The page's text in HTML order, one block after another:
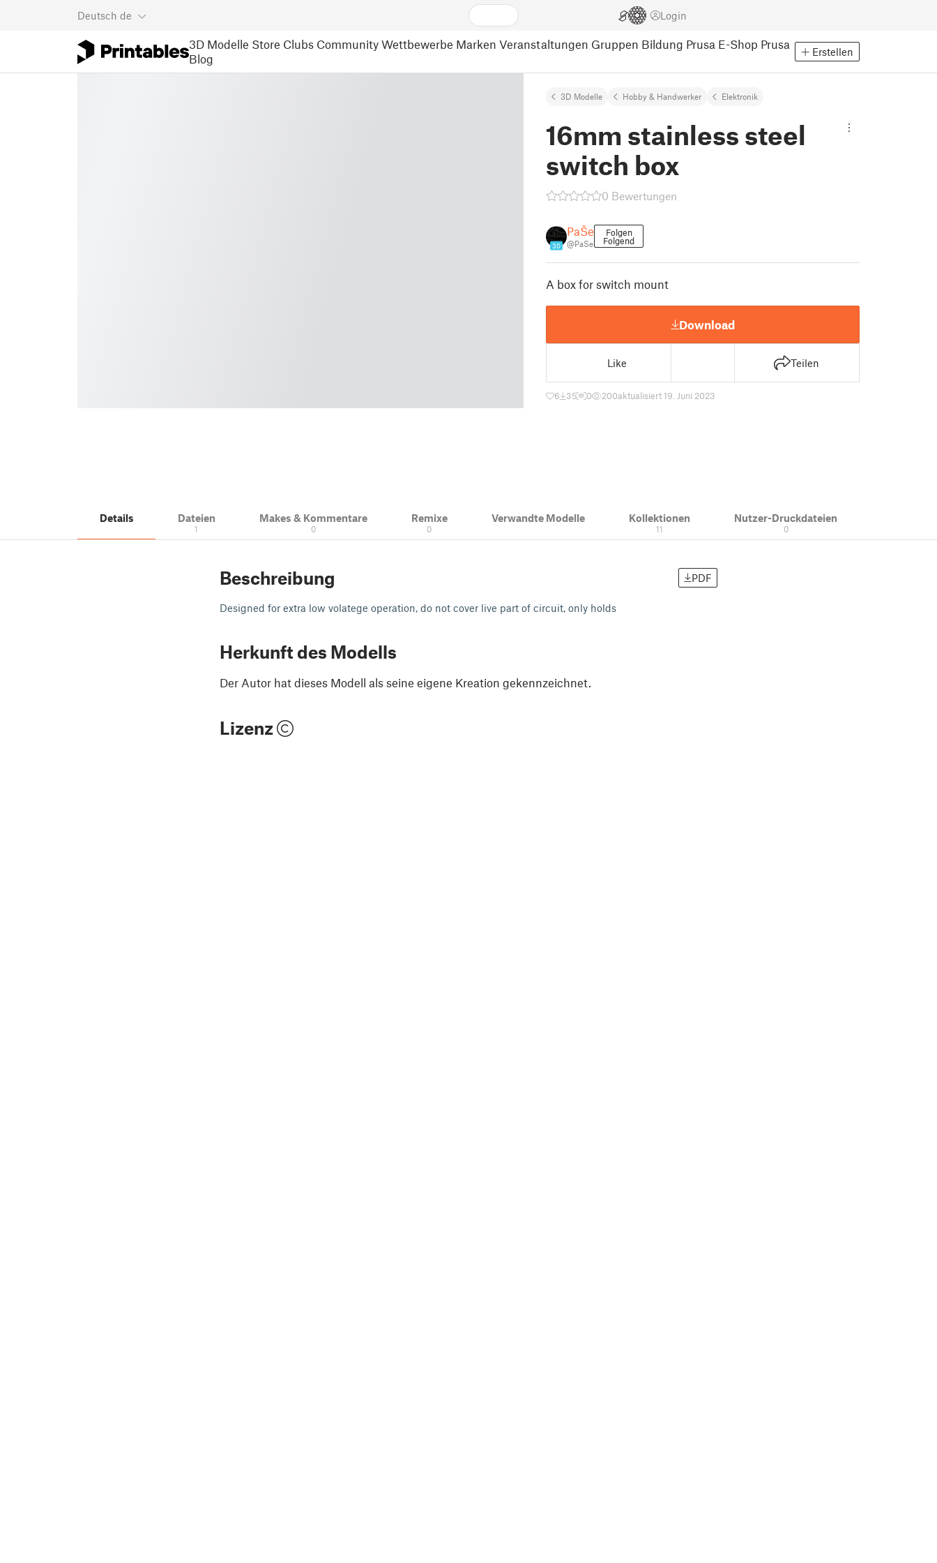
Deutsch de Login
3D Modelle Store Clubs Community Wettbewerbe Marken Veranstaltungen Gruppen Bildung Prusa E-Shop Prusa
Blog
Erstellen
3D Modelle Hobby & Handwerker Elektronik
16mm stainless steel
switch box
0 Bewertungen
30
PaŠe
@PaSe
Folgen
Folgend
A box for switch mount
Download
Like Teilen
6 35 0 200aktualisiert 19. Juni 2023
Details Dateien
1
Makes & Kommentare
0
Remixe
0
Verwandte Modelle Kollektionen
11
Nutzer-Druckdateien
0
Beschreibung PDF
Designed for extra low volatege operation, do not cover live part of circuit, only holds
Herkunft des Modells
Der Autor hat dieses Modell als seine eigene Kreation gekennzeichnet.
Lizenz